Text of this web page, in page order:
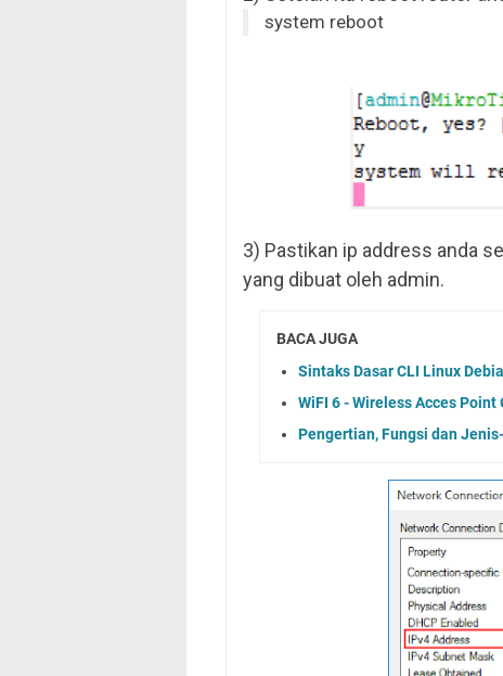
system reboot
3) Pastikan ip address anda
yang dibuat oleh admin.
BACA JUGA
Sintaks Dasar CLI Linux
WiFI 6 - Wireless Acces
Pengertian, Fungsi dan